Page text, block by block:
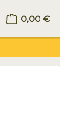
0,00 €